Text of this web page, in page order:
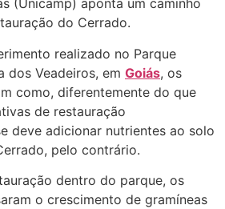
(Unicamp) aponta um caminho
do Cerrado.
realizado no Parque
dos Veadeiros, em Goiás, os
como, diferentemente do que
de restauração
deve adicionar nutrientes ao solo
pelo contrário.
dentro do parque, os
o crescimento de gramíneas